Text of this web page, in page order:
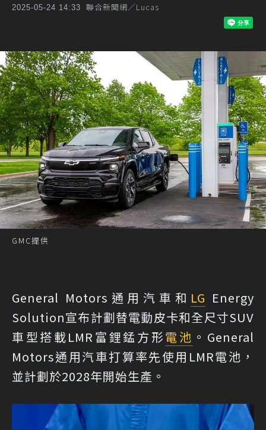
2025-05-24 14:33 聯合新聞網／Lucas
GMC提供
General Motors通用汽車和 LG Energy
Solution宣布計劃替電動皮卡和全尺寸SUV
車型搭載LMR富鋰錳方形電池 。General
Motors通用汽車打算率先使用LMR電池，
並計劃於2028年開始生產。